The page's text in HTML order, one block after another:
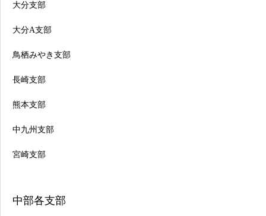
大分支部
大分A支部
鳥栖みやき支部
長崎支部
熊本支部
中九州支部
宮崎支部
中部各支部